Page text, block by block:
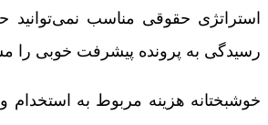
استراتژی حقوقی مناسب نمی‌توانید
رسیدگی به پرونده پیشرفت خوبی را
خوشبختانه هزینه مربوط به استخدام